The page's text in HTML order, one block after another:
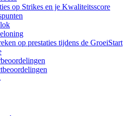
op Strikes en je Kwaliteitsscore
op prestaties tijdens de GroeiStart